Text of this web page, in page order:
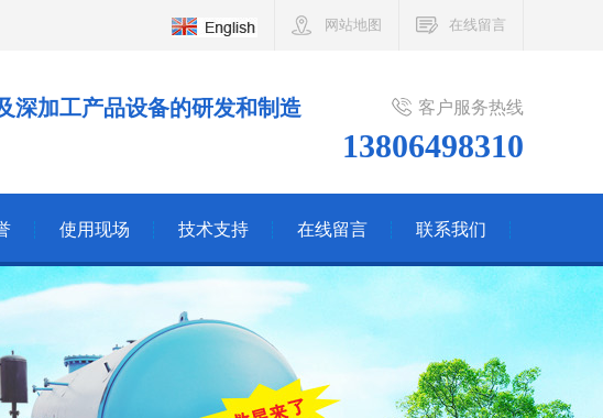
网站地图 在线留言
深加工产品设备的研发和制造 客户服务热线
13806498310
使用现场 技术支持 在线留言 联系我们